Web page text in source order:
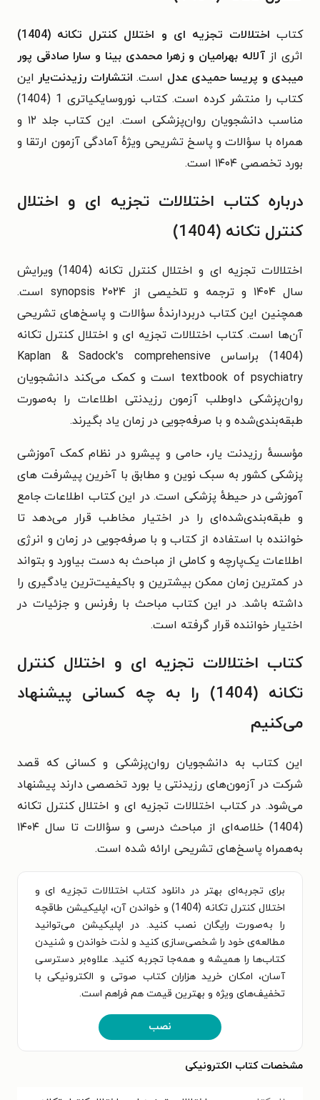
کتاب اختلالات تجزیه ای و اختلال کنترل تکانه (1404)
اثری از آلاله بهرامیان و زهرا محمدی بینا و سارا صادقی پور
میبدی و پریسا حمیدی عدل است. انتشارات رزیدنت‌یار این
کتاب را منتشر کرده است. کتاب نوروسایکیاتری 1 (1404)
مناسب دانشجویان روان‌پزشکی است. این کتاب جلد ۱۲ و
همراه با سؤالات و پاسخ تشریحی ویژهٔ آمادگی آزمون ارتقا و
بورد تخصصی ۱۴۰۴ است.
درباره کتاب اختلالات تجزیه ای و اختلال
کنترل تکانه (1404)
اختلالات تجزیه ای و اختلال کنترل تکانه (1404) ویرایش
سال ۱۴۰۴ و ترجمه و تلخیصی از synopsis ۲۰۲۴ است.
همچنین این کتاب دربردارندهٔ سؤالات و پاسخ‌های تشریحی
آن‌ها است. کتاب اختلالات تجزیه ای و اختلال کنترل تکانه
(1404) براساس Kaplan & Sadock's comprehensive
textbook of psychiatry است و کمک می‌کند دانشجویان
روان‌پزشکی داوطلب آزمون رزیدنتی اطلاعات را به‌صورت
طبقه‌بندی‌شده و با صرفه‌جویی در زمان یاد بگیرند.
مؤسسهٔ رزیدنت یار، حامی و پیشرو در نظام کمک آموزشی
پزشکی کشور به سبک نوین و مطابق با آخرین پیشرفت های
آموزشی در حیطهٔ پزشکی است. در این کتاب اطلاعات جامع
و طبقه‌بندی‌شده‌ای را در اختیار مخاطب قرار می‌دهد تا
خواننده با استفاده از کتاب و با صرفه‌جویی در زمان و انرژی
اطلاعات یک‌پارچه و کاملی از مباحث به‌ دست بیاورد و بتواند
در کمترین زمان ممکن بیشترین و باکیفیت‌ترین یادگیری را
داشته باشد. در این کتاب مباحث با رفرنس و جزئیات در
اختیار خواننده قرار گرفته است.
کتاب اختلالات تجزیه ای و اختلال کنترل
تکانه (1404) را به چه کسانی پیشنهاد
می‌کنیم
این کتاب به دانشجویان روان‌پزشکی و کسانی که قصد
شرکت در آزمون‌های رزیدنتی یا بورد تخصصی دارند پیشنهاد
می‌شود. در کتاب اختلالات تجزیه ای و اختلال کنترل تکانه
(1404) خلاصه‌ای از مباحث درسی و سؤالات تا سال ۱۴۰۴
به‌همراه پاسخ‌های تشریحی ارائه شده است.
برای تجربه‌ای بهتر در دانلود کتاب اختلالات تجزیه ای و
اختلال کنترل تکانه (1404) و خواندن آن، اپلیکیشن طاقچه
را به‌صورت رایگان نصب کنید. در اپلیکیشن می‌توانید
مطالعه‌ی خود را شخصی‌سازی کنید و لذت خواندن و شنیدن
کتاب‌ها را همیشه و همه‌جا تجربه کنید. علاوه‌بر دسترسی
آسان، امکان خرید هزاران کتاب صوتی و الکترونیکی با
تخفیف‌های ویژه و بهترین قیمت هم فراهم است.
نصب
مشخصات کتاب الکترونیکی